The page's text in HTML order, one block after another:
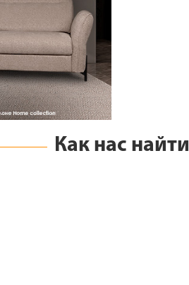
Как нас найти